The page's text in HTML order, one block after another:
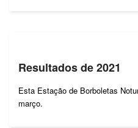
Resultados de 2021
Esta Estação de Borboletas
março.